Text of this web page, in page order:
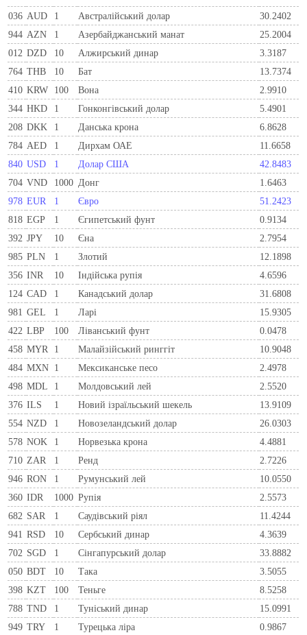
036 AUD 1 Австралійський долар
30.2402
944 AZN 1 Азербайджанський манат
25.2004
012 DZD 10 Алжирський динар
3.3187
764 THB 10 Бат
13.7374
410 KRW 100 Вона
2.9910
344 HKD 1 Гонконгівський долар
5.4901
208 DKK 1 Данська крона
6.8628
784 AED 1 Дирхам ОАЕ
11.6658
840 USD 1 Долар США
42.8483
704 VND 1000 Донг
1.6463
978 EUR 1 Євро
51.2423
818 EGP 1 Єгипетський фунт
0.9134
392 JPY 10 Єна
2.7954
985 PLN 1 Злотий
12.1898
356 INR 10 Індійська рупія
4.6596
124 CAD 1 Канадський долар
31.6808
981 GEL 1 Ларi
15.9305
422 LBP 100 Ліванський фунт
0.0478
458 MYR 1 Малайзійський ринггіт
10.9048
484 MXN 1 Мексиканське песо
2.4978
498 MDL 1 Молдовський лей
2.5520
376 ILS 1 Новий ізраїльський шекель
13.9109
554 NZD 1 Новозеландський долар
26.0303
578 NOK 1 Норвезька крона
4.4881
710 ZAR 1 Ренд
2.7226
946 RON 1 Румунський лей
10.0550
360 IDR 1000 Рупія
2.5573
682 SAR 1 Саудівський ріял
11.4244
941 RSD 10 Сербський динар
4.3639
702 SGD 1 Сінгапурський долар
33.8882
050 BDT 10 Така
3.5055
398 KZT 100 Теньге
8.5258
788 TND 1 Туніський динар
15.0991
949 TRY 1 Турецька ліра 0.9867